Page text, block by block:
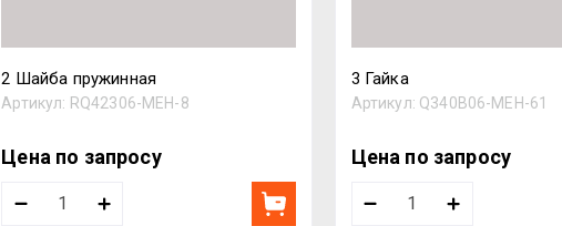
2 Шайба пружинная
Артикул: RQ42306-MEH-8
Цена по запросу
3 Гайка
Артикул: Q340B06-MEH-61
Цена по запросу